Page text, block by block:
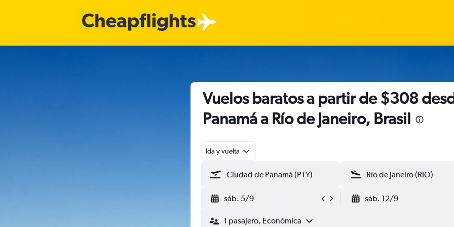
Vuelos baratos a partir de $308
Panamá a Río de Janeiro, Brasil
Ida y vuelta
sáb. 5/9 sáb. 12/9
1 pasajero, Económica